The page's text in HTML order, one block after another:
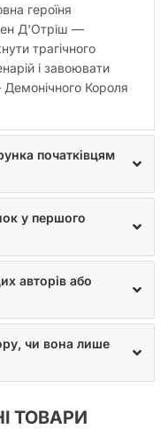
смішних ситуацій та
вас у «Манзі Я стала
боса. Том 1». Ця
вашої колекції або
обожнює фентезійні
Не пропустіть шанс
свою долю,
а й серця читачів
героїня
Д'Отріш —
трагічного
і завоювати
Короля
початківцям
у першого
авторів або
чи вона лише
ТОВАРИ